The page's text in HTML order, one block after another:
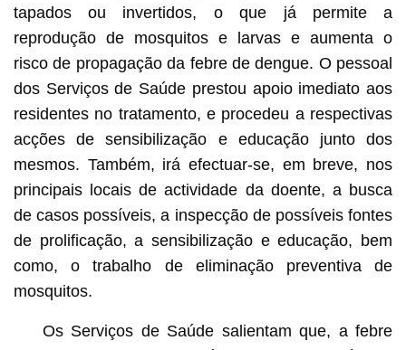
tapados ou invertidos, o que já permite a
reprodução de mosquitos e larvas e aumenta o
risco de propagação da febre de dengue. O pessoal
dos Serviços de Saúde prestou apoio imediato aos
residentes no tratamento, e procedeu a respectivas
acções de sensibilização e educação junto dos
mesmos. Também, irá efectuar-se, em breve, nos
principais locais de actividade da doente, a busca
de casos possíveis, a inspecção de possíveis fontes
de prolificação, a sensibilização e educação, bem
como, o trabalho de eliminação preventiva de
mosquitos.
Os Serviços de Saúde salientam que, a febre